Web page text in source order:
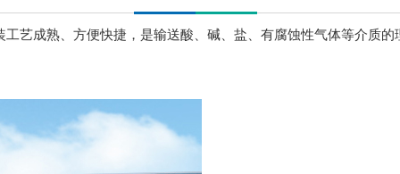
工艺成熟、方便快捷，是输送酸、碱、盐、有腐蚀性气体等介质的